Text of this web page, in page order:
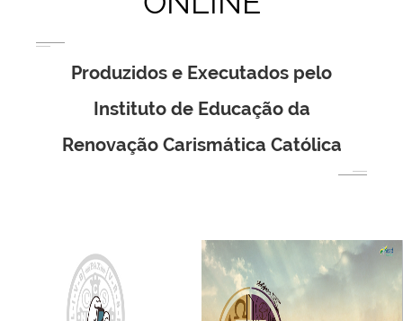
Produzidos e Executados pelo
Instituto de Educação da
Renovação Carismática Católica